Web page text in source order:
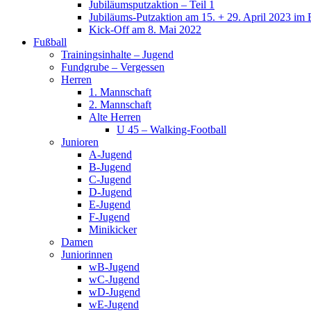
Jubiläumsputzaktion – Teil 1
Jubiläums-Putzaktion am 15. + 29. April 2023 im
Kick-Off am 8. Mai 2022
Fußball
Trainingsinhalte – Jugend
Fundgrube – Vergessen
Herren
1. Mannschaft
2. Mannschaft
Alte Herren
U 45 – Walking-Football
Junioren
A-Jugend
B-Jugend
C-Jugend
D-Jugend
E-Jugend
F-Jugend
Minikicker
Damen
Juniorinnen
wB-Jugend
wC-Jugend
wD-Jugend
wE-Jugend